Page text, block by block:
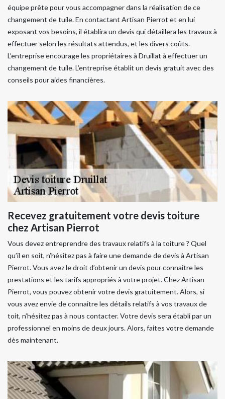
équipe prête pour vous accompagner dans la réalisation de ce
changement de tuile. En contactant Artisan Pierrot et en lui
exposant vos besoins, il établira un devis qui détaillera les travaux à
effectuer selon les résultats attendus, et les divers coûts.
L’entreprise encourage les propriétaires à Druillat à effectuer un
changement de tuile. L’entreprise établit un devis gratuit avec des
conseils pour aides financières.
Recevez gratuitement votre devis toiture
chez Artisan Pierrot
Vous devez entreprendre des travaux relatifs à la toiture ? Quel
qu’il en soit, n’hésitez pas à faire une demande de devis à Artisan
Pierrot. Vous avez le droit d’obtenir un devis pour connaitre les
prestations et les tarifs appropriés à votre projet. Chez Artisan
Pierrot, vous pouvez obtenir votre devis gratuitement. Alors, si
vous avez envie de connaitre les détails relatifs à vos travaux de
toit, n’hésitez pas à nous contacter. Votre devis sera établi par un
professionnel en moins de deux jours. Alors, faites votre demande
dès maintenant.